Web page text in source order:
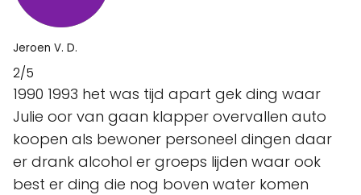
Jeroen V. D.
2/5
1990 1993 het was tijd apart gek ding waar
Julie oor van gaan klapper overvallen auto
koopen als bewoner personeel dingen daar
er drank alcohol er groeps lijden waar ook
best er ding die nog boven water komen